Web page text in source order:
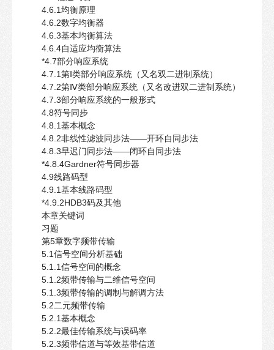
4.6.1均衡原理
4.6.2数字均衡器
4.6.3基本均衡算法
4.6.4自适应均衡算法
*4.7部分响应系统
4.7.1第Ⅰ类部分响应系统（又名双二进制系统）
4.7.2第Ⅳ类部分响应系统（又名改进双二进制系统）
4.7.3部分响应系统的一般形式
4.8符号同步
4.8.1基本概念
4.8.2非线性滤波同步法——开环自同步法
4.8.3早迟门同步法——闭环自同步法
*4.8.4Gardner符号同步器
4.9线路码型
4.9.1基本线路码型
*4.9.2HDB3码及其他
本章关键词
习题
第5章数字频带传输
5.1信号空间分析基础
5.1.1信号空间的概念
5.1.2频带传输与二维信号空间
5.1.3频带传输的调制与解调方法
5.2二元频带传输
5.2.1基本概念
5.2.2最佳传输系统与误码率
5.2.3频带信道与等效基带信道